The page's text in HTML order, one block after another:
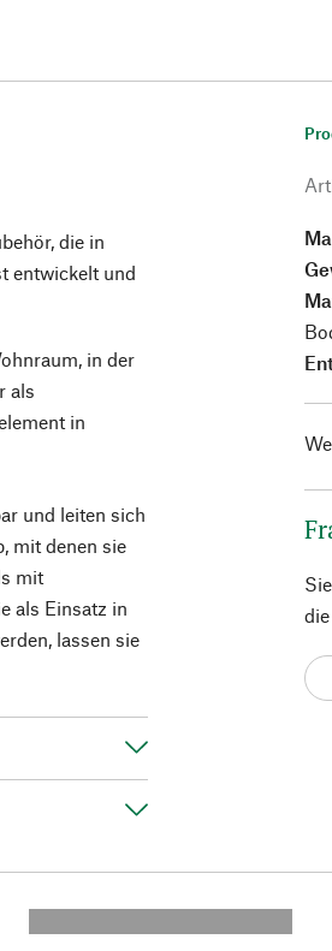
die in
entwickelt und
in der
als
in
und leiten sich
mit denen sie
mit
als Einsatz in
lassen sie